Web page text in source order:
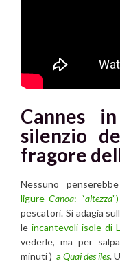
Cannes
silenzio
fragore
Nessuno
ligureCanoa: “altezza”)
pescatori. Si adagia
le incantevoli isole di
vederle, ma per
minuti ) a Quai des îles.